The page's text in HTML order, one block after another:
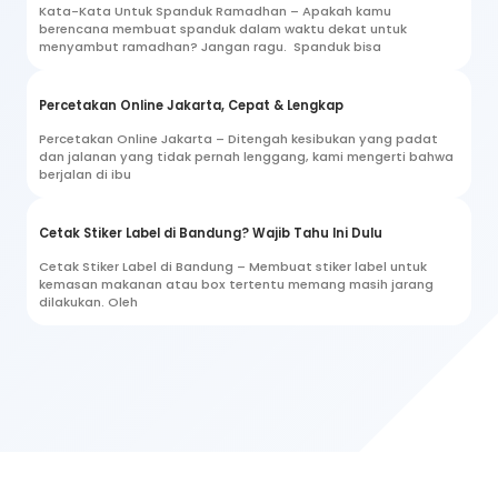
Kata-Kata Untuk Spanduk Ramadhan – Apakah kamu
berencana membuat spanduk dalam waktu dekat untuk
menyambut ramadhan? Jangan ragu. Spanduk bisa
Percetakan Online Jakarta, Cepat & Lengkap
Percetakan Online Jakarta – Ditengah kesibukan yang padat
dan jalanan yang tidak pernah lenggang, kami mengerti bahwa
berjalan di ibu
Cetak Stiker Label di Bandung? Wajib Tahu Ini Dulu
Cetak Stiker Label di Bandung – Membuat stiker label untuk
kemasan makanan atau box tertentu memang masih jarang
dilakukan. Oleh